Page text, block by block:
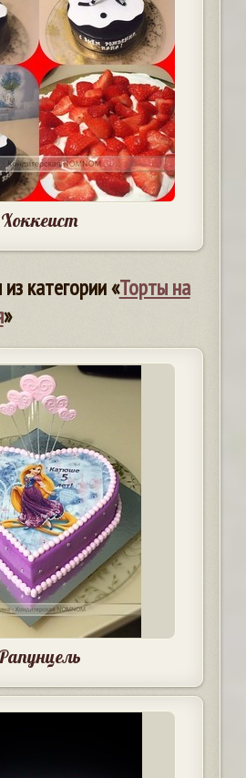
Хоккеист
категории «Торты на
»